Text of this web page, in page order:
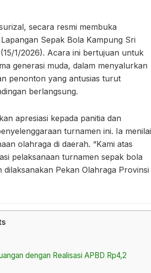
secara resmi membuka
Sepak Bola Kampung Sri
1/2026). Acara ini bertujuan untuk
generasi muda, dalam menyalurkan
penonton yang antusias turut
berlangsung.
apresiasi kepada panitia dan
turnamen ini. Ia menilai
olahraga di daerah. “Kami atas
pelaksanaan turnamen sepak bola
Pekan Olahraga Provinsi
dengan Realisasi APBD Rp4,2